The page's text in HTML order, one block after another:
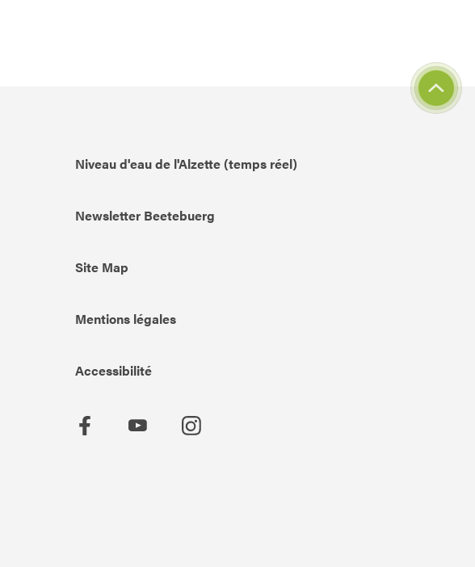
Niveau d'eau de l'Alzette (temps réel)
Newsletter Beetebuerg
Site Map
Mentions légales
Accessibilité